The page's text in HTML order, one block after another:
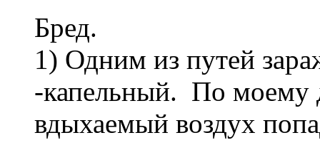
Бред.
1) Одним из путей
-капельный. По моему
вдыхаемый воздух